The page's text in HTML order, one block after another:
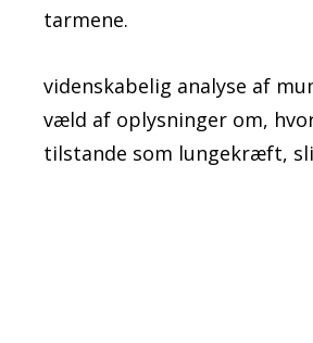
tarmene.
videnskabelig analyse af
væld af oplysninger om,
tilstande som lungekræft,